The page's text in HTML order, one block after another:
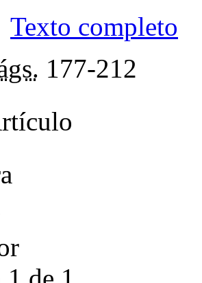
Texto completo
177-212